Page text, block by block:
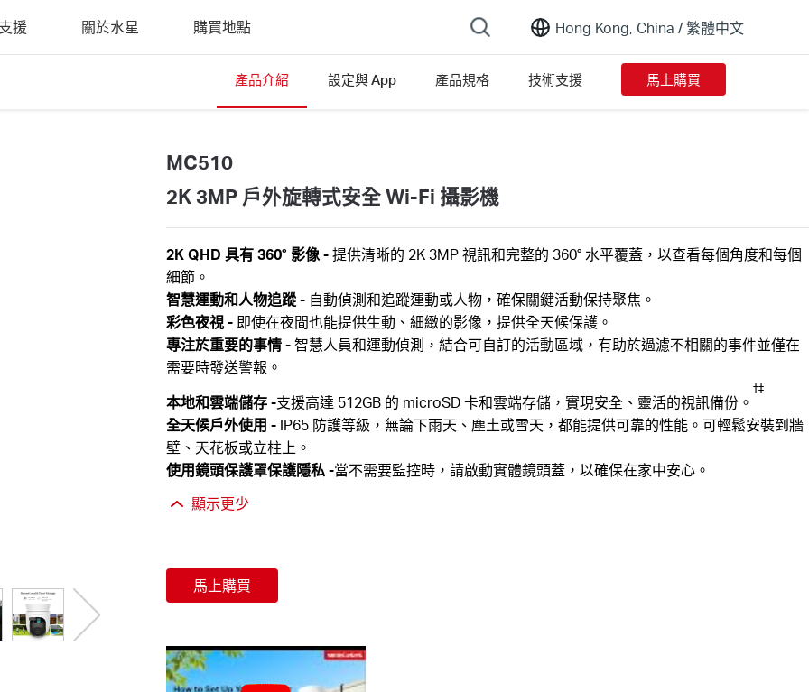
Hong Kong, China /繁體中文
援 關於水星 購買地點
產品介紹 設定與 App 產品規格 技術支援 馬上購買
MC510
2K 3MP 戶外旋轉式安全 Wi-Fi 攝影機
2K QHD 具有 360° 影像 -提供清晰的 2K 3MP 視訊和完整的 360° 水平覆蓋，以查看每個角度和每個
細節。
智慧運動和人物追蹤 - 自動偵測和追蹤運動或人物，確保關鍵活動保持聚焦。
彩色夜視 - 即使在夜間也能提供生動、細緻的影像，提供全天候保護。
專注於重要的事情 -智慧人員和運動偵測，結合可自訂的活動區域，有助於過濾不相關的事件並僅在
需要時發送警報。
本地和雲端儲存 -支援高達 512GB 的 microSD 卡和雲端存儲，實現安全、靈活的視訊備份。
†‡
全天候戶外使用 -IP65 防護等級，無論下雨天、塵土或雪天，都能提供可靠的性能。可輕鬆安裝到牆
壁、天花板或立柱上。
使用鏡頭保護罩保護隱私 -當不需要監控時，請啟動實體鏡頭蓋，以確保在家中安心。
顯示更少
馬上購買